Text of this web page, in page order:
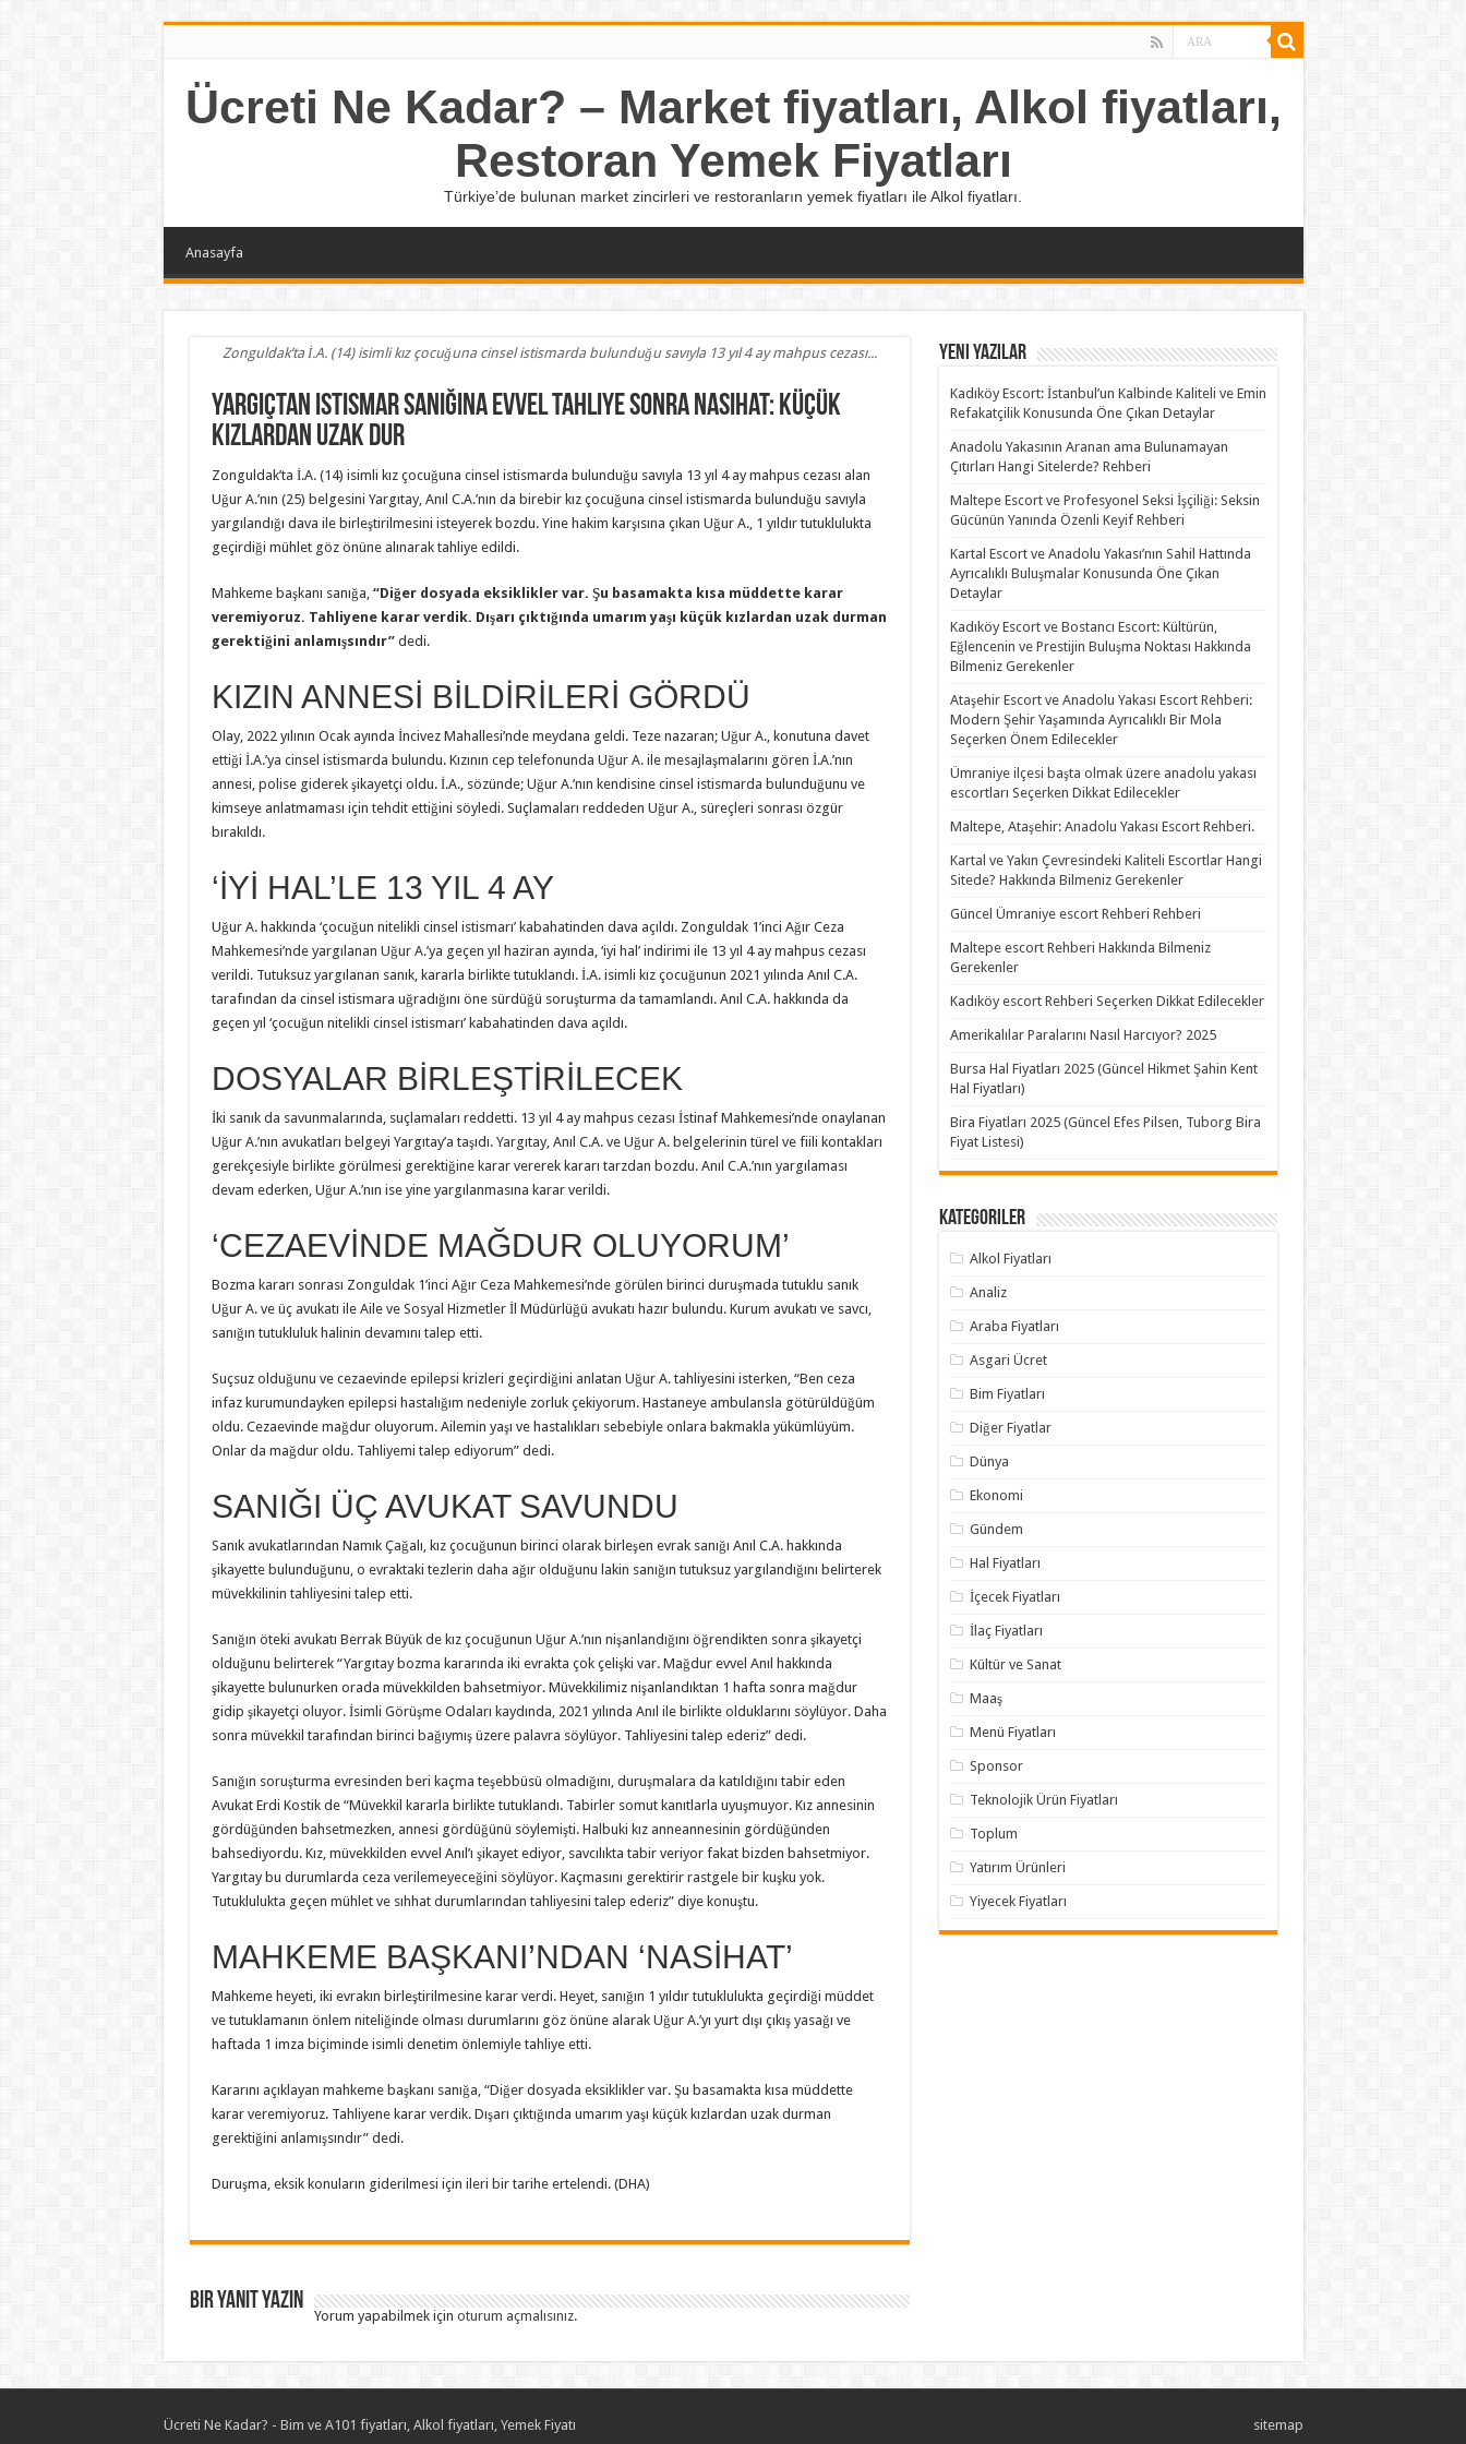
Ücreti Ne Kadar? – Market fiyatları, Alkol fiyatları,
Restoran Yemek Fiyatları
Türkiye’de bulunan market zincirleri ve restoranların yemek fiyatları ile Alkol fiyatları.
Anasayfa
Zonguldak’ta İ.A. (14) isimli kız çocuğuna cinsel istismarda bulunduğu savıyla 13 yıl 4 ay mahpus cezası...
Yargıçtan istismar sanığına evvel tahliye sonra nasihat: Küçük
kızlardan uzak dur
Zonguldak’ta İ.A. (14) isimli kız çocuğuna cinsel istismarda bulunduğu savıyla 13 yıl 4 ay mahpus cezası alan
Uğur A.’nın (25) belgesini Yargıtay, Anıl C.A.’nın da birebir kız çocuğuna cinsel istismarda bulunduğu savıyla
yargılandığı dava ile birleştirilmesini isteyerek bozdu. Yine hakim karşısına çıkan Uğur A., 1 yıldır tutuklulukta
geçirdiği mühlet göz önüne alınarak tahliye edildi.
Mahkeme başkanı sanığa, “Diğer dosyada eksiklikler var. Şu basamakta kısa müddette karar
veremiyoruz. Tahliyene karar verdik. Dışarı çıktığında umarım yaşı küçük kızlardan uzak durman
gerektiğini anlamışsındır”dedi.
KIZIN ANNESİ BİLDİRİLERİ GÖRDÜ
Olay, 2022 yılının Ocak ayında İncivez Mahallesi’nde meydana geldi. Teze nazaran; Uğur A., konutuna davet
ettiği İ.A.’ya cinsel istismarda bulundu. Kızının cep telefonunda Uğur A. ile mesajlaşmalarını gören İ.A.’nın
annesi, polise giderek şikayetçi oldu. İ.A., sözünde; Uğur A.’nın kendisine cinsel istismarda bulunduğunu ve
kimseye anlatmaması için tehdit ettiğini söyledi. Suçlamaları reddeden Uğur A., süreçleri sonrası özgür
bırakıldı.
‘İYİ HAL’LE 13 YIL 4 AY
Uğur A. hakkında ‘çocuğun nitelikli cinsel istismarı’ kabahatinden dava açıldı. Zonguldak 1’inci Ağır Ceza
Mahkemesi’nde yargılanan Uğur A.’ya geçen yıl haziran ayında, ‘iyi hal’ indirimi ile 13 yıl 4 ay mahpus cezası
verildi. Tutuksuz yargılanan sanık, kararla birlikte tutuklandı. İ.A. isimli kız çocuğunun 2021 yılında Anıl C.A.
tarafından da cinsel istismara uğradığını öne sürdüğü soruşturma da tamamlandı. Anıl C.A. hakkında da
geçen yıl ‘çocuğun nitelikli cinsel istismarı’ kabahatinden dava açıldı.
DOSYALAR BİRLEŞTİRİLECEK
İki sanık da savunmalarında, suçlamaları reddetti. 13 yıl 4 ay mahpus cezası İstinaf Mahkemesi’nde onaylanan
Uğur A.’nın avukatları belgeyi Yargıtay’a taşıdı. Yargıtay, Anıl C.A. ve Uğur A. belgelerinin türel ve fiili kontakları
gerekçesiyle birlikte görülmesi gerektiğine karar vererek kararı tarzdan bozdu. Anıl C.A.’nın yargılaması
devam ederken, Uğur A.’nın ise yine yargılanmasına karar verildi.
‘CEZAEVİNDE MAĞDUR OLUYORUM’
Bozma kararı sonrası Zonguldak 1’inci Ağır Ceza Mahkemesi’nde görülen birinci duruşmada tutuklu sanık
Uğur A. ve üç avukatı ile Aile ve Sosyal Hizmetler İl Müdürlüğü avukatı hazır bulundu. Kurum avukatı ve savcı,
sanığın tutukluluk halinin devamını talep etti.
Suçsuz olduğunu ve cezaevinde epilepsi krizleri geçirdiğini anlatan Uğur A. tahliyesini isterken, “Ben ceza
infaz kurumundayken epilepsi hastalığım nedeniyle zorluk çekiyorum. Hastaneye ambulansla götürüldüğüm
oldu. Cezaevinde mağdur oluyorum. Ailemin yaşı ve hastalıkları sebebiyle onlara bakmakla yükümlüyüm.
Onlar da mağdur oldu. Tahliyemi talep ediyorum” dedi.
SANIĞI ÜÇ AVUKAT SAVUNDU
Sanık avukatlarından Namık Çağalı, kız çocuğunun birinci olarak birleşen evrak sanığı Anıl C.A. hakkında
şikayette bulunduğunu, o evraktaki tezlerin daha ağır olduğunu lakin sanığın tutuksuz yargılandığını belirterek
müvekkilinin tahliyesini talep etti.
Sanığın öteki avukatı Berrak Büyük de kız çocuğunun Uğur A.’nın nişanlandığını öğrendikten sonra şikayetçi
olduğunu belirterek “Yargıtay bozma kararında iki evrakta çok çelişki var. Mağdur evvel Anıl hakkında
şikayette bulunurken orada müvekkilden bahsetmiyor. Müvekkilimiz nişanlandıktan 1 hafta sonra mağdur
gidip şikayetçi oluyor. İsimli Görüşme Odaları kaydında, 2021 yılında Anıl ile birlikte olduklarını söylüyor. Daha
sonra müvekkil tarafından birinci bağıymış üzere palavra söylüyor. Tahliyesini talep ederiz” dedi.
Sanığın soruşturma evresinden beri kaçma teşebbüsü olmadığını, duruşmalara da katıldığını tabir eden
Avukat Erdi Kostik de “Müvekkil kararla birlikte tutuklandı. Tabirler somut kanıtlarla uyuşmuyor. Kız annesinin
gördüğünden bahsetmezken, annesi gördüğünü söylemişti. Halbuki kız anneannesinin gördüğünden
bahsediyordu. Kız, müvekkilden evvel Anıl’ı şikayet ediyor, savcılıkta tabir veriyor fakat bizden bahsetmiyor.
Yargıtay bu durumlarda ceza verilemeyeceğini söylüyor. Kaçmasını gerektirir rastgele bir kuşku yok.
Tutuklulukta geçen mühlet ve sıhhat durumlarından tahliyesini talep ederiz” diye konuştu.
MAHKEME BAŞKANI’NDAN ‘NASİHAT’
Mahkeme heyeti, iki evrakın birleştirilmesine karar verdi. Heyet, sanığın 1 yıldır tutuklulukta geçirdiği müddet
ve tutuklamanın önlem niteliğinde olması durumlarını göz önüne alarak Uğur A.’yı yurt dışı çıkış yasağı ve
haftada 1 imza biçiminde isimli denetim önlemiyle tahliye etti.
Kararını açıklayan mahkeme başkanı sanığa, “Diğer dosyada eksiklikler var. Şu basamakta kısa müddette
karar veremiyoruz. Tahliyene karar verdik. Dışarı çıktığında umarım yaşı küçük kızlardan uzak durman
gerektiğini anlamışsındır” dedi.
Duruşma, eksik konuların giderilmesi için ileri bir tarihe ertelendi. (DHA)
Bir yanıt yazın
Yorum yapabilmek için oturum açmalısınız.
Yeni Yazılar
Kadıköy Escort: İstanbul’un Kalbinde Kaliteli ve Emin
Refakatçilik Konusunda Öne Çıkan Detaylar
Anadolu Yakasının Aranan ama Bulunamayan
Çıtırları Hangi Sitelerde? Rehberi
Maltepe Escort ve Profesyonel Seksi İşçiliği: Seksin
Gücünün Yanında Özenli Keyif Rehberi
Kartal Escort ve Anadolu Yakası’nın Sahil Hattında
Ayrıcalıklı Buluşmalar Konusunda Öne Çıkan
Detaylar
Kadıköy Escort ve Bostancı Escort: Kültürün,
Eğlencenin ve Prestijin Buluşma Noktası Hakkında
Bilmeniz Gerekenler
Ataşehir Escort ve Anadolu Yakası Escort Rehberi:
Modern Şehir Yaşamında Ayrıcalıklı Bir Mola
Seçerken Önem Edilecekler
Ümraniye ilçesi başta olmak üzere anadolu yakası
escortları Seçerken Dikkat Edilecekler
Maltepe, Ataşehir: Anadolu Yakası Escort Rehberi.
Kartal ve Yakın Çevresindeki Kaliteli Escortlar Hangi
Sitede? Hakkında Bilmeniz Gerekenler
Güncel Ümraniye escort Rehberi Rehberi
Maltepe escort Rehberi Hakkında Bilmeniz
Gerekenler
Kadıköy escort Rehberi Seçerken Dikkat Edilecekler
Amerikalılar Paralarını Nasıl Harcıyor? 2025
Bursa Hal Fiyatları 2025 (Güncel Hikmet Şahin Kent
Hal Fiyatları)
Bira Fiyatları 2025 (Güncel Efes Pilsen, Tuborg Bira
Fiyat Listesi)
Kategoriler
Alkol Fiyatları
Analiz
Araba Fiyatları
Asgari Ücret
Bim Fiyatları
Diğer Fiyatlar
Dünya
Ekonomi
Gündem
Hal Fiyatları
İçecek Fiyatları
İlaç Fiyatları
Kültür ve Sanat
Maaş
Menü Fiyatları
Sponsor
Teknolojik Ürün Fiyatları
Toplum
Yatırım Ürünleri
Yiyecek Fiyatları
sitemap
Ücreti Ne Kadar? - Bim ve A101 fiyatları, Alkol fiyatları, Yemek Fiyatı